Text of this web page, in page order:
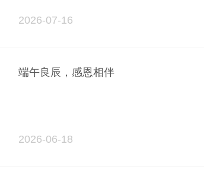
2026-07-16
端午良辰，感恩相伴
2026-06-18